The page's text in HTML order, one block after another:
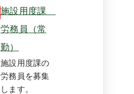
施設用度課
労務員（常
勤）
施設用度課の
労務員を募集
します。